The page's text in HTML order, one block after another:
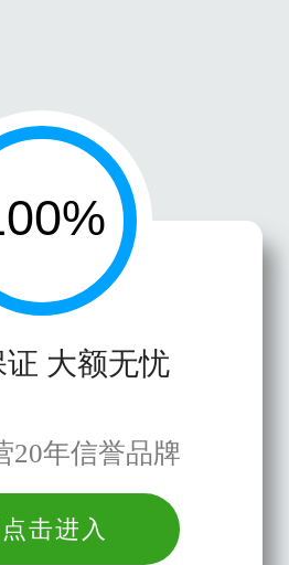
大额无忧
20年信誉品牌
击进入